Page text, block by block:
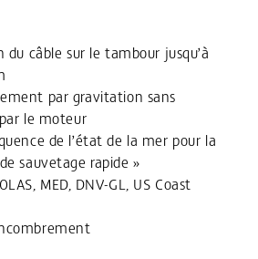
du câble sur le tambour jusqu’à
par gravitation sans
le moteur
de l’état de la mer pour la
sauvetage rapide »
MED, DNV-GL, US Coast